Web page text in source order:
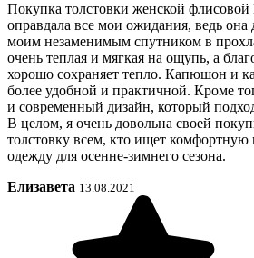
Покупка толстовки женской
оправдала все мои ожидания, ведь она
моим незаменимым спутником в
очень теплая и мягкая на ощупь, а
хорошо сохраняет тепло. Капюшон и
более удобной и практичной. Кроме
и современный дизайн, который
В целом, я очень довольна своей
толстовку всем, кто ищет комфортную
одежду для осенне-зимнего сезона.
Елизавета 13.08.2021